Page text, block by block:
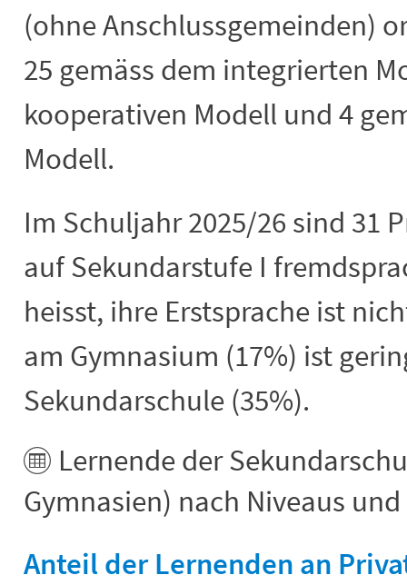
(ohne Anschlussgemeinden)
25 gemäss dem integrierten
kooperativen Modell und 4
Modell.
Im Schuljahr 2025/26 sind 31
auf Sekundarstufe I
heisst, ihre Erstsprache ist
am Gymnasium (17%) ist
Sekundarschule (35%).
Lernende der
Gymnasien) nach Niveaus
Anteil der Lernenden an